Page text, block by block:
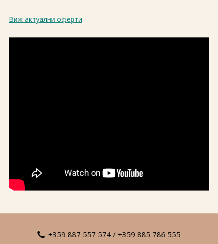
Виж актуални оферти
+359 887 557 574 / +359 885 786 555